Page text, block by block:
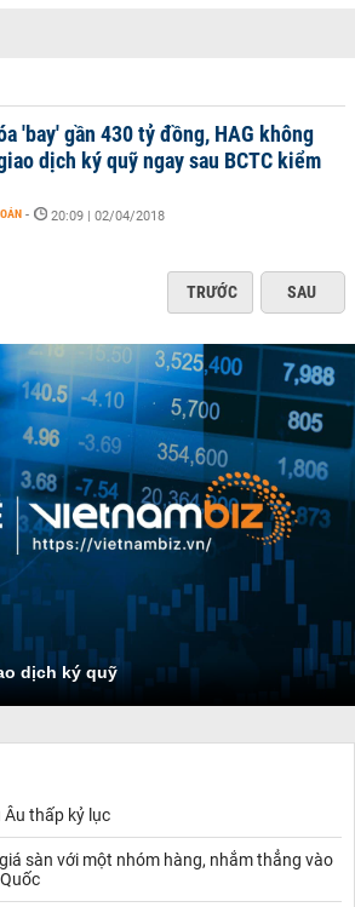
'bay' gần 430 tỷ đồng, HAG không
dịch ký quỹ ngay sau BCTC kiểm
- 20:09 | 02/04/2018
TRƯỚC SAU
dịch ký quỹ
thấp kỷ lục
sàn với một nhóm hàng, nhắm thẳng vào